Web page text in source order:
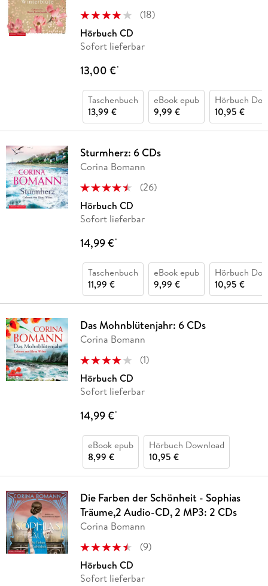
(18)
Hörbuch CD
Sofort lieferbar
13,00 €*
Taschenbuch
13,99 €
eBook epub
9,99 €
Hörbuch
10,95 €
Sturmherz: 6 CDs
Corina Bomann
(26)
Hörbuch CD
Sofort lieferbar
14,99 €*
Taschenbuch
11,99 €
eBook epub
9,99 €
Hörbuch
10,95 €
Das Mohnblütenjahr: 6 CDs
Corina Bomann
(1)
Hörbuch CD
Sofort lieferbar
14,99 €*
eBook epub
8,99 €
Hörbuch Download
10,95 €
Die Farben der Schönheit - Sophias
Träume,2 Audio-CD, 2 MP3: 2 CDs
Corina Bomann
(9)
Hörbuch CD
Sofort lieferbar